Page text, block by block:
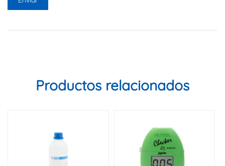
Productos relacionados